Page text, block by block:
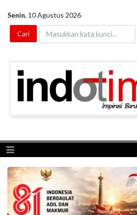
Senin, 10 Agustus 2026
Toggle navigation